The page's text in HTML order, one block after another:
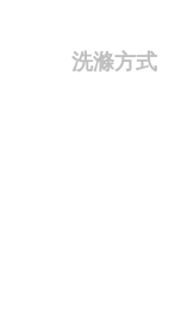
洗滌方式